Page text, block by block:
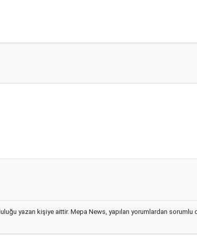
yazan kişiye aittir. Mepa News, yapılan yorumlardan sorumlu